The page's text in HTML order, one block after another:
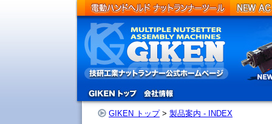
GIKEN トップ> 製品案内 - INDEX